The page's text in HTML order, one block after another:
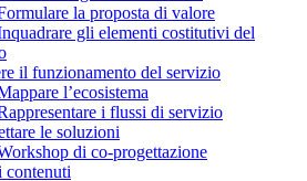
la proposta di valore
gli elementi costitutivi del
il funzionamento del servizio
l’ecosistema
i flussi di servizio
le soluzioni
di co-progettazione
contenuti